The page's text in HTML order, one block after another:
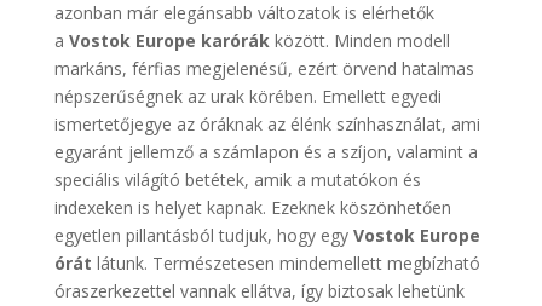
azonban már elegánsabb változatok is elérhetők
a Vostok Europe karórákközött. Minden modell
markáns, férfias megjelenésű, ezért örvend hatalmas
népszerűségnek az urak körében. Emellett egyedi
ismertetőjegye az óráknak az élénk színhasználat, ami
egyaránt jellemző a számlapon és a szíjon, valamint a
speciális világító betétek, amik a mutatókon és
indexeken is helyet kapnak. Ezeknek köszönhetően
egyetlen pillantásból tudjuk, hogy egy Vostok Europe
órát látunk. Természetesen mindemellett megbízható
óraszerkezettel vannak ellátva, így biztosak lehetünk